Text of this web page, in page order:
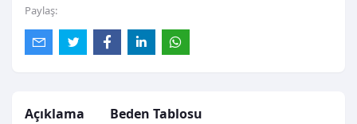
Paylaş:
Açıklama Beden Tablosu